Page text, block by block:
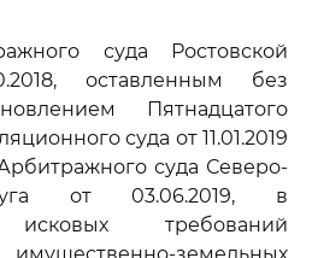
суда Ростовской
оставленным без
Пятнадцатого
суда от 11.01.2019
суда Северо-
от 03.06.2019, в
исковых требований